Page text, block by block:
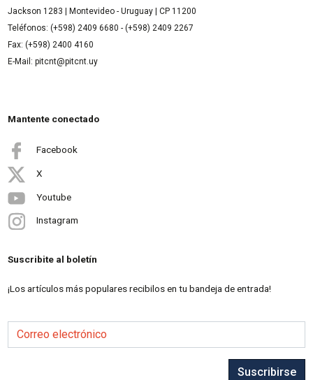
Jackson 1283 | Montevideo - Uruguay | CP 11200
Teléfonos: (+598) 2409 6680 - (+598) 2409 2267
Fax: (+598) 2400 4160
E-Mail: pitcnt@pitcnt.uy
Mantente conectado
Facebook
X
Youtube
Instagram
Suscribite al boletín
¡Los artículos más populares recibilos en tu bandeja de entrada!
Correo electrónico
Suscribirse